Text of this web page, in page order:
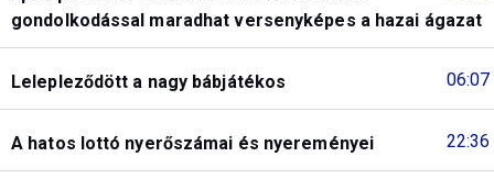
gondolkodással maradhat versenyképes a hazai ágazat
06:07
Lelepleződött a nagy bábjátékos
22:36
A hatos lottó nyerőszámai és nyereményei